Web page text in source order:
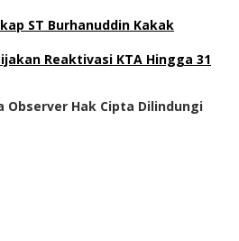
ST Burhanuddin Kakak
Reaktivasi KTA Hingga 31
Observer Hak Cipta Dilindungi